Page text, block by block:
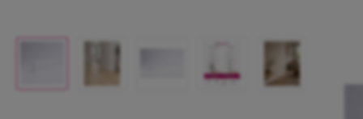
Bildergalerie überspringen